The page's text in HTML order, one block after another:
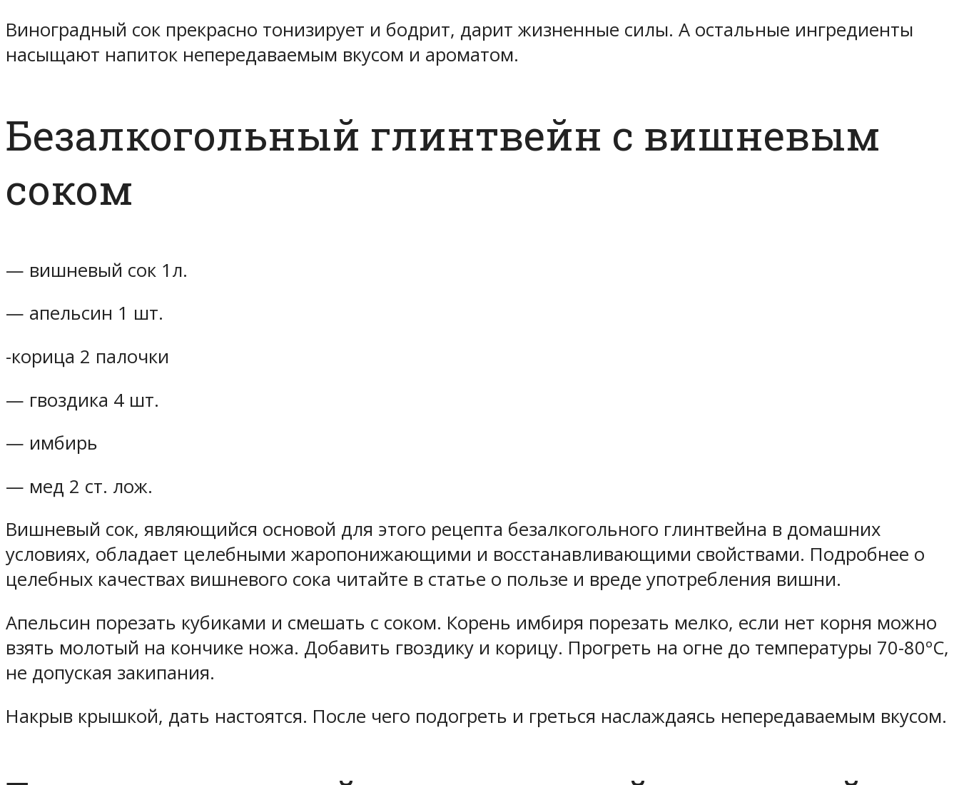
Виноградный сок прекрасно тонизирует и бодрит, дарит жизненные силы. А остальные ингредиенты
насыщают напиток непередаваемым вкусом и ароматом.
Безалкогольный глинтвейн с вишневым
соком
— вишневый сок 1л.
— апельсин 1 шт.
-корица 2 палочки
— гвоздика 4 шт.
— имбирь
— мед 2 ст. лож.
Вишневый сок, являющийся основой для этого рецепта безалкогольного глинтвейна в домашних
условиях, обладает целебными жаропонижающими и восстанавливающими свойствами. Подробнее о
целебных качествах вишневого сока читайте в статье о пользе и вреде употребления вишни.
Апельсин порезать кубиками и смешать с соком. Корень имбиря порезать мелко, если нет корня можно
взять молотый на кончике ножа. Добавить гвоздику и корицу. Прогреть на огне до температуры 70-80ºС,
не допуская закипания.
Накрыв крышкой, дать настоятся. После чего подогреть и греться наслаждаясь непередаваемым вкусом.